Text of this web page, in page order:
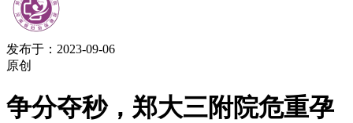
发布于：2023-09-06
原创
争分夺秒，郑大三附院危重孕